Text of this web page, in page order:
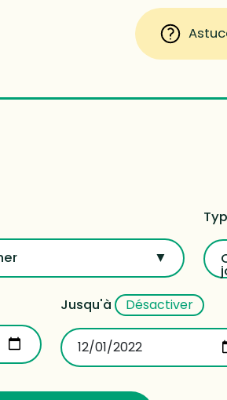
Jusqu'à Désactiver